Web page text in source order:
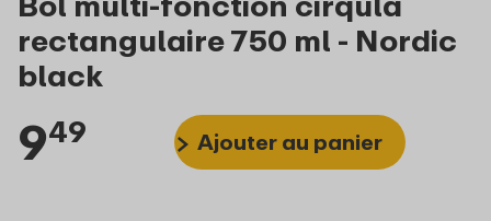
rectangulaire 750 ml - Nordic
black
949 Ajouter au panier